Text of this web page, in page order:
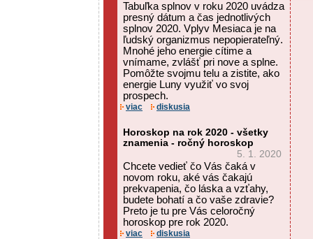
Tabuľka splnov v roku 2020 uvádza
presný dátum a čas jednotlivých
splnov 2020. Vplyv Mesiaca je na
ľudský organizmus nepopierateľný.
Mnohé jeho energie cítime a
vnímame, zvlášť pri nove a splne.
Pomôžte svojmu telu a zistite, ako
energie Luny využiť vo svoj
prospech.
viac diskusia
Horoskop na rok 2020 - všetky
znamenia - ročný horoskop
5. 1. 2020
Chcete vedieť čo Vás čaká v
novom roku, aké vás čakajú
prekvapenia, čo láska a vzťahy,
budete bohatí a čo vaše zdravie?
Preto je tu pre Vás celoročný
horoskop pre rok 2020.
viac diskusia